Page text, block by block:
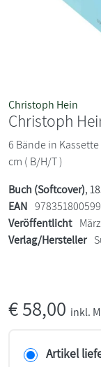
Christoph Hein
Christoph
6 Bände in
cm ( B/H/T )
Buch (Softcover),
EAN
Veröffentlicht
Verlag/Hersteller
€58,00 inkl.
Artikel